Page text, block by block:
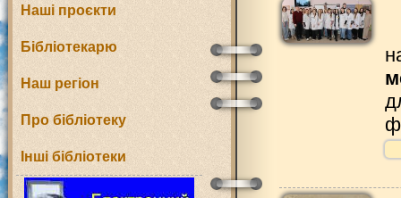
Наші проєкти
Бібліотекарю
Наш регіон
Про бібліотеку
Інші бібліотеки